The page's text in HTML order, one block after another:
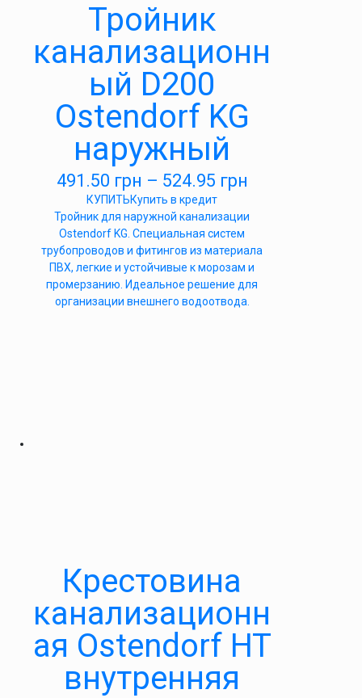
Тройник
канализационн
ый D200
Ostendorf KG
наружный
491.50 грн – 524.95 грн
КУПИТЬКупить в кредит
Тройник для наружной канализации
Ostendorf KG. Специальная систем
трубопроводов и фитингов из материала
ПВХ, легкие и устойчивые к морозам и
промерзанию. Идеальное решение для
организации внешнего водоотвода.
Крестовина
канализационн
ая Ostendorf HT
внутренняя